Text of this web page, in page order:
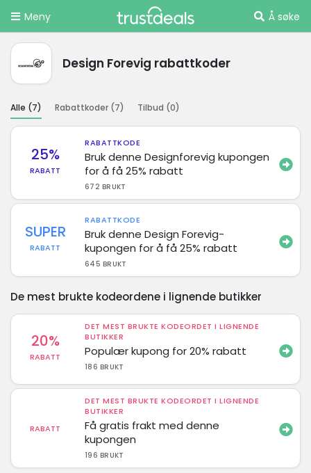
Meny Å søke
Design Forevig rabattkoder
Alle (7) Rabattkoder (7) Tilbud (0)
25%
RABATT
RABATTKODE
Bruk denne Designforevig kupongen
for å få 25% rabatt
672 BRUKT
SUPER
RABATT
RABATTKODE
Bruk denne Design Forevig-
kupongen for å få 25% rabatt
645 BRUKT
De mest brukte kodeordene i lignende butikker
20%
RABATT
DET MEST BRUKTE KODEORDET I LIGNENDE
BUTIKKER
Populær kupong for 20% rabatt
186 BRUKT
RABATT
DET MEST BRUKTE KODEORDET I LIGNENDE
BUTIKKER
Få gratis frakt med denne
kupongen
196 BRUKT